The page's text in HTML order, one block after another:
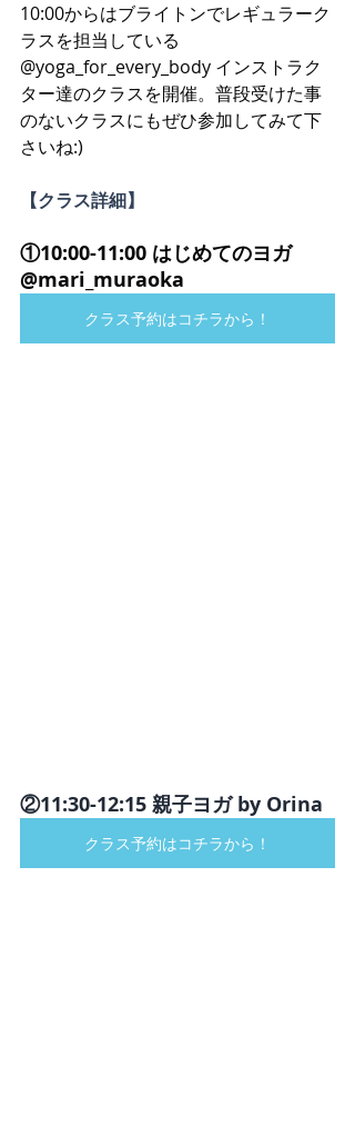
10:00からはブライトンでレギュラーク
ラスを担当している
@yoga_for_every_body インストラク
ター達のクラスを開催。普段受けた事
のないクラスにもぜひ参加してみて下
さいね:)
【クラス詳細】
①10:00-11:00 はじめてのヨガ
@mari_muraoka
クラス予約はコチラから！
②11:30-12:15 親子ヨガ by Orina
クラス予約はコチラから！